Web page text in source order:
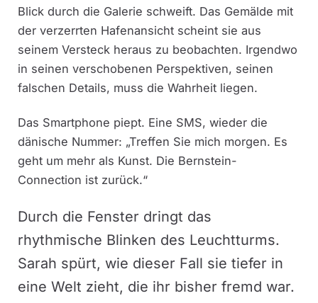
Blick durch die Galerie schweift. Das Gemälde mit
der verzerrten Hafenansicht scheint sie aus
seinem Versteck heraus zu beobachten. Irgendwo
in seinen verschobenen Perspektiven, seinen
falschen Details, muss die Wahrheit liegen.
Das Smartphone piept. Eine SMS, wieder die
dänische Nummer: „Treffen Sie mich morgen. Es
geht um mehr als Kunst. Die Bernstein-
Connection ist zurück.“
Durch die Fenster dringt das
rhythmische Blinken des Leuchtturms.
Sarah spürt, wie dieser Fall sie tiefer in
eine Welt zieht, die ihr bisher fremd war.